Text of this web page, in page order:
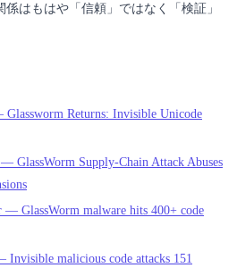
はもはや「信頼」ではなく「検証」
Returns: Invisible Unicode
GlassWorm Supply-Chain Attack Abuses
— GlassWorm malware hits 400+ code
Invisible malicious code attacks 151